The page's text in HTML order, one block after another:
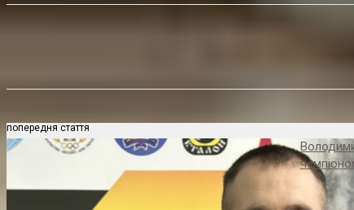
попередня стаття